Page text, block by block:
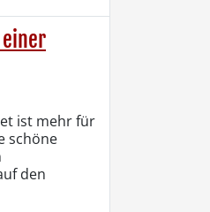
ist mehr für
schöne
den